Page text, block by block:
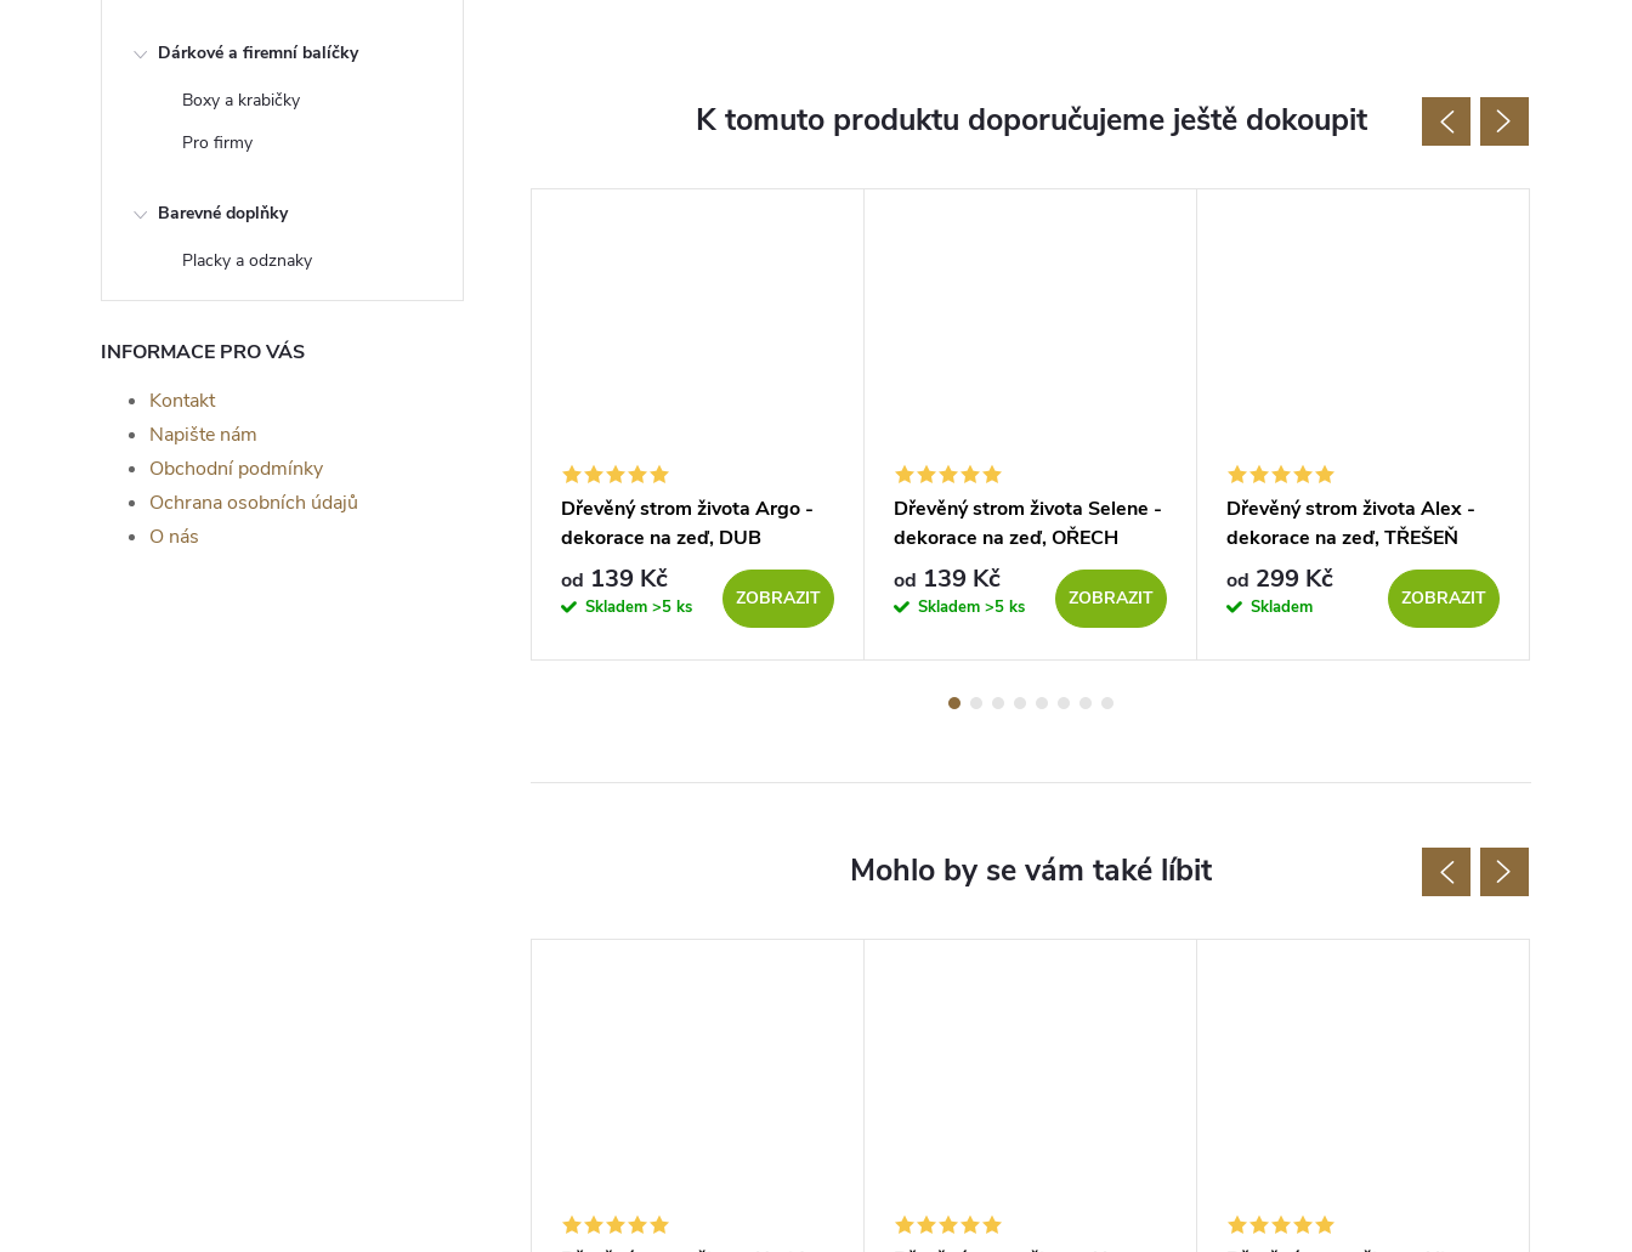
Dárkové a firemní balíčky
Boxy a krabičky
Pro firmy
Barevné doplňky
Placky a odznaky
INFORMACE PRO VÁS
Kontakt
Napište nám
Obchodní podmínky
Ochrana osobních údajů
O nás
K tomuto produktu doporučujeme ještě dokoupit
života Selene -
Dřevěný strom života Fénix -
Dřevěný strom života Argo -
dekorace na zeď, DUB
SONOMA
od 139 Kč
Skladem >5 ks ZOBRAZIT
Dřevěný strom života Selene -
dekorace na zeď, OŘECH
od 139 Kč
Skladem >5 ks ZOBRAZIT
Dřevěný strom života Alex -
dekorace na zeď, TŘEŠEŇ
od 299 Kč
Skladem ZOBRAZIT